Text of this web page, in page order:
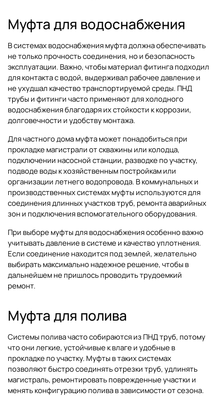
Муфта для водоснабжения
В системах водоснабжения муфта должна обеспечивать
не только прочность соединения, но и безопасность
эксплуатации. Важно, чтобы материал фитинга подходил
для контакта с водой, выдерживал рабочее давление и
не ухудшал качество транспортируемой среды. ПНД
трубы и фитинги часто применяют для холодного
водоснабжения благодаря их стойкости к коррозии,
долговечности и удобству монтажа.
Для частного дома муфта может понадобиться при
прокладке магистрали от скважины или колодца,
подключении насосной станции, разводке по участку,
подводе воды к хозяйственным постройкам или
организации летнего водопровода. В коммунальных и
производственных системах муфты используются для
соединения длинных участков труб, ремонта аварийных
зон и подключения вспомогательного оборудования.
При выборе муфты для водоснабжения особенно важно
учитывать давление в системе и качество уплотнения.
Если соединение находится под землей, желательно
выбирать максимально надежное решение, чтобы в
дальнейшем не пришлось проводить трудоемкий
ремонт.
Муфта для полива
Системы полива часто собираются из ПНД труб, потому
что они легкие, устойчивые к влаге и удобные в
прокладке по участку. Муфты в таких системах
позволяют быстро соединять отрезки труб, удлинять
магистраль, ремонтировать поврежденные участки и
менять конфигурацию полива в зависимости от сезона.